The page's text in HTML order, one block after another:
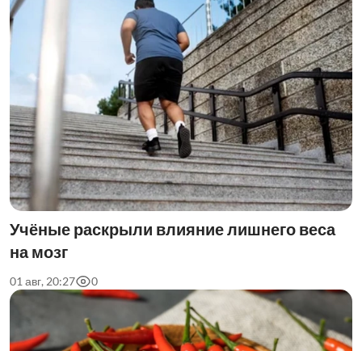
Учёные раскрыли влияние лишнего веса
на мозг
01 авг, 20:27 0